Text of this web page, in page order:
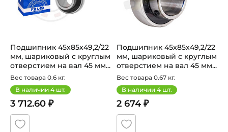
Подшипник 45х85х49,2/22
мм, шариковый с круглым
отверстием на вал 45 мм...
Вес товара 0.6 кг.
В наличии 4 шт.
3 712.60 ₽
Подшипник 45х85х49,2/22
мм, шариковый с круглым
отверстием на вал 45 мм...
Вес товара 0.67 кг.
В наличии 4 шт.
2 674 ₽